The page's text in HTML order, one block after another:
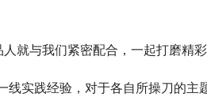
就与我们紧密配合，一起打磨精彩
线实践经验，对于各自所操刀的